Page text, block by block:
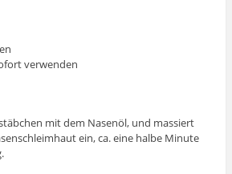
verwenden
mit dem Nasenöl, und massiert
ein, ca. eine halbe Minute